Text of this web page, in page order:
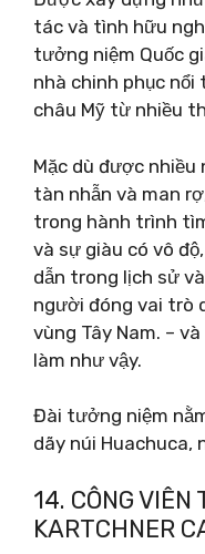
tác và tình hữu
tưởng niệm Quốc
nhà chinh phục nổi
châu Mỹ từ nhiều
Mặc dù được nhiều
tàn nhẫn và man
trong hành trình
và sự giàu có vô
dẫn trong lịch sử
người đóng vai trò
vùng Tây Nam. –
làm như vậy.
Đài tưởng niệm
dãy núi Huachuca,
14. CÔNG VIÊN
KARTCHNER